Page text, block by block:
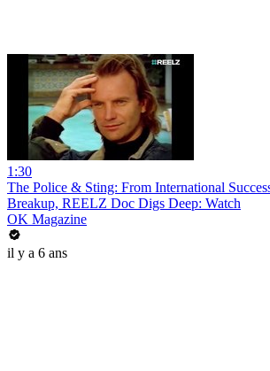
1:30
The Police & Sting: From International
Breakup, REELZ Doc Digs Deep: Watch
OK Magazine
il y a 6 ans